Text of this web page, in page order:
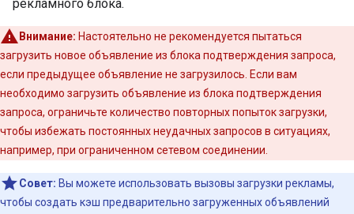
рекламного блока.
Внимание: Настоятельно не рекомендуется пытаться
загрузить новое объявление из блока подтверждения запроса,
если предыдущее объявление не загрузилось. Если вам
необходимо загрузить объявление из блока подтверждения
запроса, ограничьте количество повторных попыток загрузки,
чтобы избежать постоянных неудачных запросов в ситуациях,
например, при ограниченном сетевом соединении.
Совет: Вы можете использовать вызовы загрузки рекламы,
чтобы создать кэш предварительно загруженных объявлений